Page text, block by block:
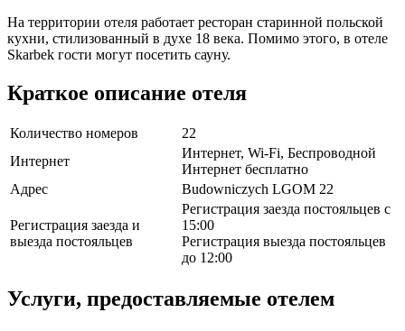
На территории отеля работает ресторан старинной польской
кухни, стилизованный в духе 18 века. Помимо этого, в отеле
Skarbek гости могут посетить сауну.
Краткое описание отеля
Количество номеров
22
Интернет
Интернет, Wi-Fi, Беспроводной
Интернет бесплатно
Адрес
Budowniczych LGOM 22
Регистрация заезда и
выезда постояльцев
Регистрация заезда постояльцев с
15:00
Регистрация выезда постояльцев
до 12:00
Услуги, предоставляемые отелем